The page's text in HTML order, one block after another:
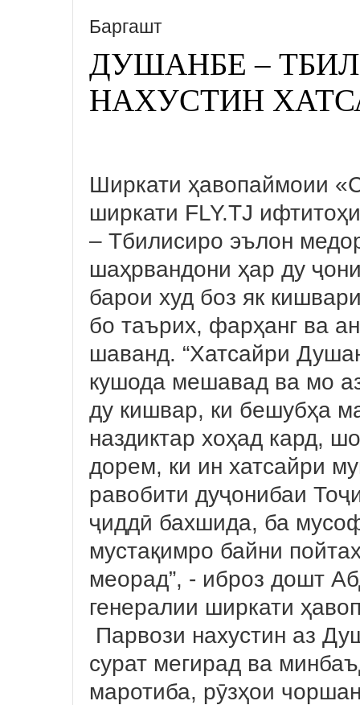
Баргашт
ДУШАНБЕ –
НАХУСТИН
Ширкати ҳавопаймоии
ширкати FLY.TJ
– Тбилисиро эълон
шаҳрвандони ҳар ду
барои худ боз як
бо таърих, фарҳанг ва
шаванд. “Хатсайри
кушода мешавад ва мо
ду кишвар, ки бешубҳа
наздиктар хоҳад кард,
дорем, ки ин хатсайри
равобити дуҷонибаи
ҷиддӣ бахшида, ба
мустақимро байни
меорад”, - иброз дошт
генералии ширкати
Парвози нахустин аз
сурат мегирад ва
маротиба, рӯзҳои